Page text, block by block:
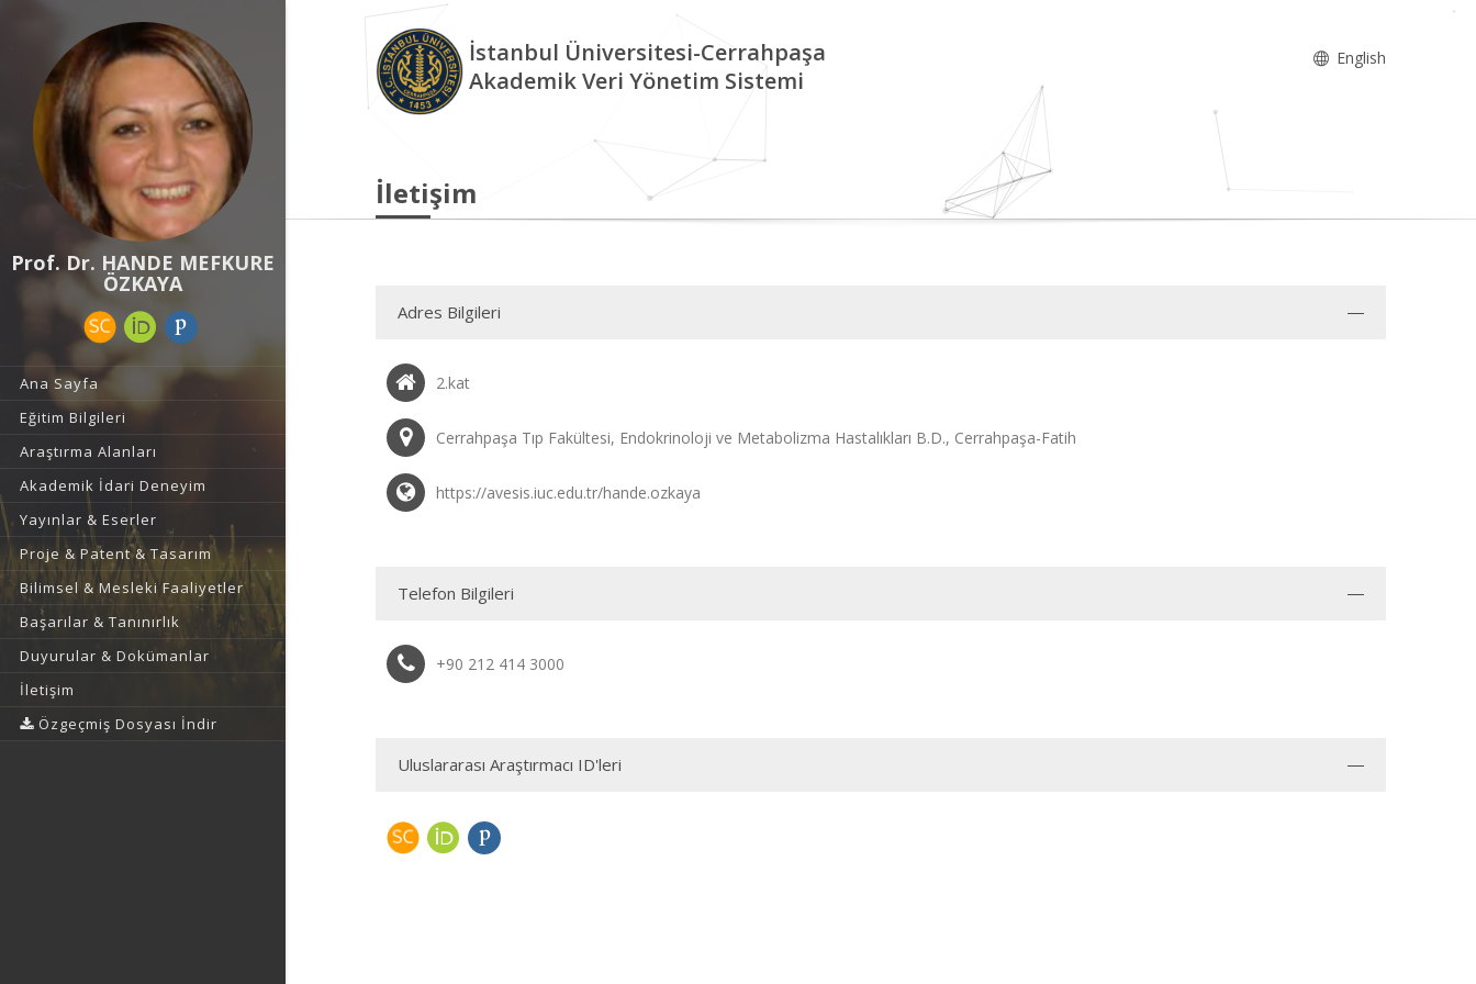
Prof. Dr. HANDE MEFKURE
ÖZKAYA
Ana Sayfa
Eğitim Bilgileri
Araştırma Alanları
Akademik İdari Deneyim
Yayınlar & Eserler
Proje & Patent & Tasarım
Bilimsel & Mesleki Faaliyetler
Başarılar & Tanınırlık
Duyurular & Dokümanlar
İletişim
Özgeçmiş Dosyası İndir
İstanbul Üniversitesi-Cerrahpaşa
Akademik Veri Yönetim Sistemi
English
İletişim
Adres Bilgileri
2.kat
Cerrahpaşa Tıp Fakültesi, Endokrinoloji ve Metabolizma Hastalıkları B.D., Cerrahpaşa-Fatih
https://avesis.iuc.edu.tr/hande.ozkaya
Telefon Bilgileri
+90 212 414 3000
Uluslararası Araştırmacı ID'leri